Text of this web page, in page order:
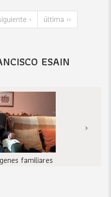
› última ››
ESAIN
familiares